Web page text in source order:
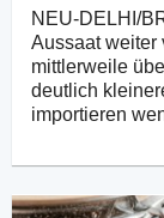
NEU-DELHI/
Aussaat weiter
mittlerweile
deutlich
importieren